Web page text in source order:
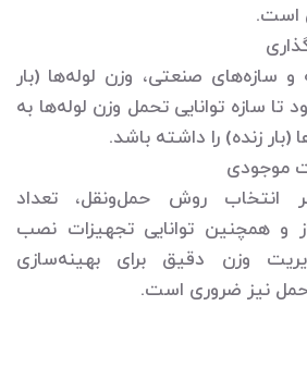
است.
سازه‌های صنعتی، وزن لوله‌ها (بار
تا سازه توانایی تحمل وزن لوله‌ها به
زنده) را داشته باشد.
انتخاب روش حمل‌ونقل، تعداد
و همچنین توانایی تجهیزات نصب
وزن دقیق برای بهینه‌سازی
حمل نیز ضروری است.